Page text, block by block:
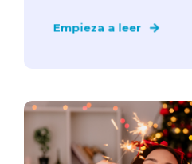
Empieza a leer